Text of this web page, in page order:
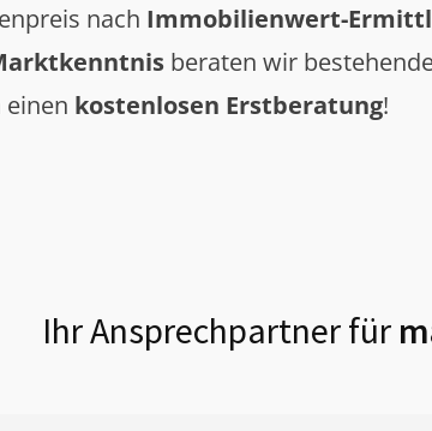
nach Immobilienwert-
beraten wir
einen kostenlosen Erstberatung!
Ihr Ansprechpartner für